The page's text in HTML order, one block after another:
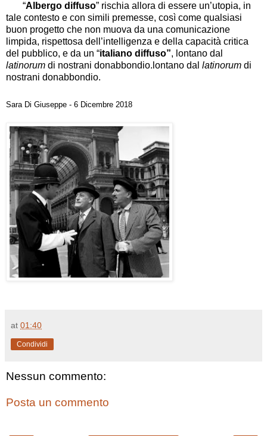
“Albergo diffuso” rischia allora di essere un’utopia, in
tale contesto e con simili premesse, così come qualsiasi
buon progetto che non muova da una comunicazione
limpida, rispettosa dell’intelligenza e della capacità critica
del pubblico, e da un “italiano diffuso”, lontano dal
latinorum di nostrani donabbondio.lontano dal latinorum di
nostrani donabbondio.
Sara Di Giuseppe - 6 Dicembre 2018
at 01:40
Condividi
Nessun commento:
Posta un commento